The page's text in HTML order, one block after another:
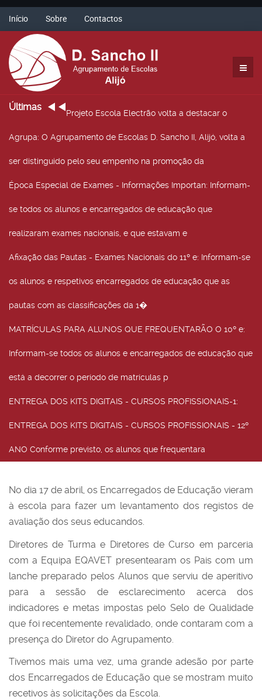
Início Sobre Contactos
Últimas
Projeto Escola Electrão volta a destacar o
Agrupa: O Agrupamento de Escolas D. Sancho II, Alijó, volta a
ser distinguido pelo seu empenho na promoção da
Época Especial de Exames - Informações Importan: Informam-
se todos os alunos e encarregados de educação que
realizaram exames nacionais, e que estavam e
Afixação das Pautas - Exames Nacionais do 11º e: Informam-se
os alunos e respetivos encarregados de educação que as
pautas com as classificações da 1�
MATRÍCULAS PARA ALUNOS QUE FREQUENTARÃO O 10º e:
Informam-se todos os alunos e encarregados de educação que
está a decorrer o período de matrículas p
ENTREGA DOS KITS DIGITAIS - CURSOS PROFISSIONAIS-1:
ENTREGA DOS KITS DIGITAIS - CURSOS PROFISSIONAIS - 12º
ANO Conforme previsto, os alunos que frequentara
No dia 17 de abril, os Encarregados de Educação vieram
à escola para fazer um levantamento dos registos de
avaliação dos seus educandos.
Diretores de Turma e Diretores de Curso em parceria
com a Equipa EQAVET presentearam os Pais com um
lanche preparado pelos Alunos que serviu de aperitivo
para a sessão de esclarecimento acerca dos
indicadores e metas impostas pelo Selo de Qualidade
que foi recentemente revalidado, onde contaram com a
presença do Diretor do Agrupamento.
Tivemos mais uma vez, uma grande adesão por parte
dos Encarregados de Educação que se mostram muito
recetivos às solicitações da Escola.